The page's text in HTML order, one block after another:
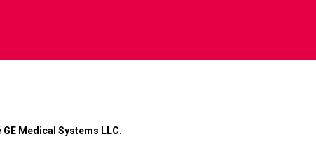
Medical Systems LLC.